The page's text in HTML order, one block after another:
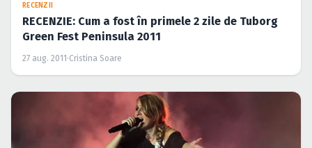
RECENZII
RECENZIE: Cum a fost în primele 2 zile de Tuborg
Green Fest Peninsula 2011
27 aug. 2011·Cristina Soare